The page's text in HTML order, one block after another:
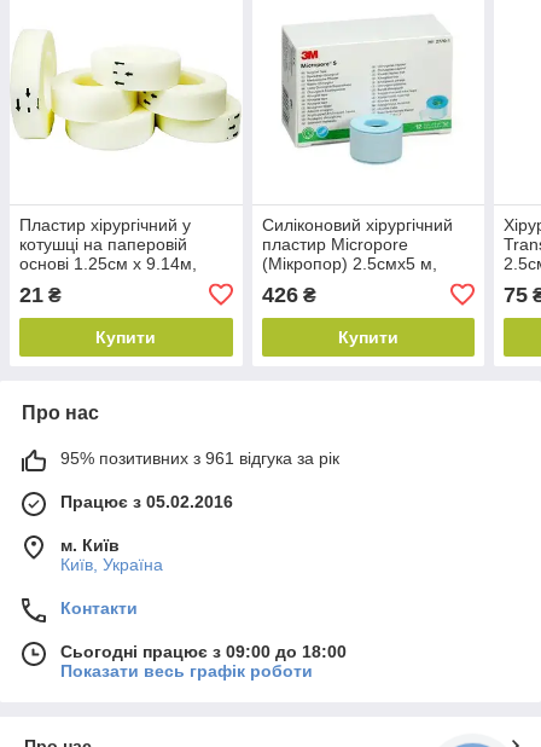
Пластир хірургічний у
котушці на паперовій
основі 1.25см х 9.14м,
Волес (аналог Micropore)
21 ₴
Купити
Силіконовий хірургічний
пластир Micropore
(Мікропор) 2.5смх5 м,
426₴
Купити
75
Про нас
95% позитивних з 961 відгука за рік
Працює з 05.02.2016
м. Київ
Київ, Україна
Контакти
Сьогодні працює з 09:00 до 18:00
Показати весь графік роботи